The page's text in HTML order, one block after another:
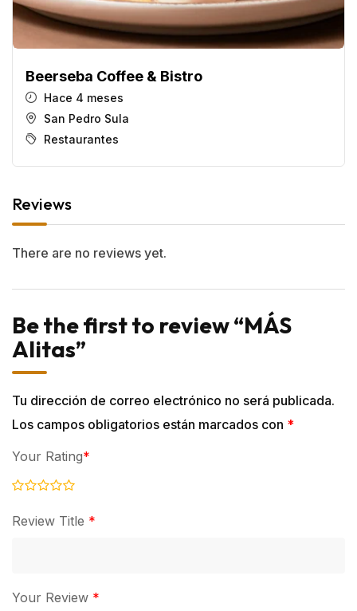
Beerseba Coffee & Bistro
Hace 4 meses
San Pedro Sula
Restaurantes
Reviews
There are no reviews yet.
Be the first to review “MÁS
Alitas”
Tu dirección de correo electrónico no será publicada.
Los campos obligatorios están marcados con *
Review Title *
Your Rating*
Your Review *